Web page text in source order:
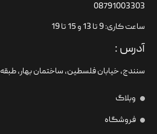
08791003303
ساعت کاری: 9 تا 13 و 15 تا 19
آدرس :
سنندج، خیابان فلسطین،‌ ساختمان بهار، طبقه2
وبلاگ
فروشگاه